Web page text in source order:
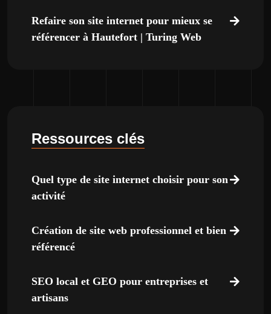
Refaire son site internet pour mieux se
référencer à Hautefort | Turing Web
Ressources clés
Quel type de site internet choisir pour son
activité
Création de site web professionnel et bien
référencé
SEO local et GEO pour entreprises et
artisans